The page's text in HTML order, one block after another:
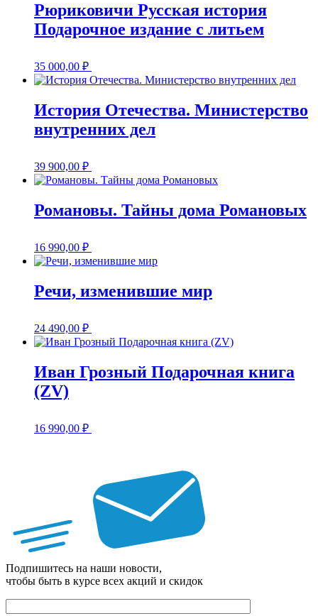
Рюриковичи Русская история
Подарочное издание с литьем
35 000,00 ₽
История Отечества. Министерство
внутренних дел
39 900,00 ₽
Романовы. Тайны дома Романовых
16 990,00 ₽
Речи, изменившие мир
24 490,00 ₽
Иван Грозный Подарочная книга
(ZV)
16 990,00 ₽
Подпишитесь на наши новости,
чтобы быть в курсе всех акций и скидок